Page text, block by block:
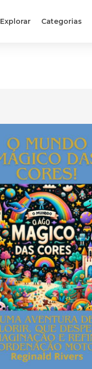
Explorar Categorias